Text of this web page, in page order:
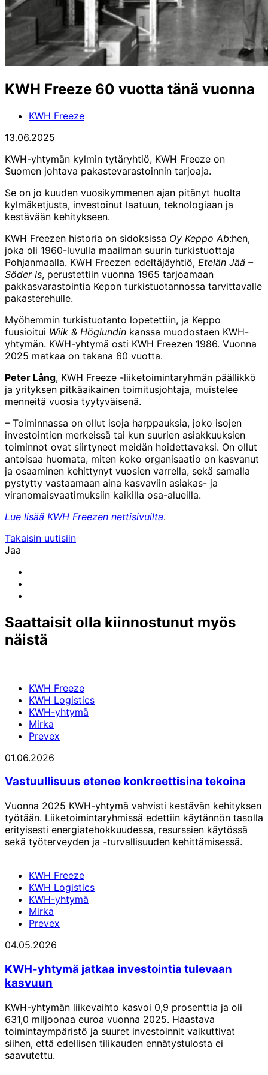
KWH Freeze 60 vuotta tänä vuonna
KWH Freeze
13.06.2025
KWH-yhtymän kylmin tytäryhtiö, KWH Freeze on
Suomen johtava pakastevarastoinnin tarjoaja.
Se on jo kuuden vuosikymmenen ajan pitänyt huolta
kylmäketjusta, investoinut laatuun, teknologiaan ja
kestävään kehitykseen.
KWH Freezen historia on sidoksissa Oy Keppo Ab:hen,
joka oli 1960-luvulla maailman suurin turkistuottaja
Pohjanmaalla. KWH Freezen edeltäjäyhtiö, Etelän Jää –
Söder Is, perustettiin vuonna 1965 tarjoamaan
pakkasvarastointia Kepon turkistuotannossa tarvittavalle
pakasterehulle.
Myöhemmin turkistuotanto lopetettiin, ja Keppo
fuusioitui Wiik & Höglundin kanssa muodostaen KWH-
yhtymän. KWH-yhtymä osti KWH Freezen 1986. Vuonna
2025 matkaa on takana 60 vuotta.
Peter Lång, KWH Freeze -liiketoimintaryhmän päällikkö
ja yrityksen pitkäaikainen toimitusjohtaja, muistelee
menneitä vuosia tyytyväisenä.
– Toiminnassa on ollut isoja harppauksia, joko isojen
investointien merkeissä tai kun suurien asiakkuuksien
toiminnot ovat siirtyneet meidän hoidettavaksi. On ollut
antoisaa huomata, miten koko organisaatio on kasvanut
ja osaaminen kehittynyt vuosien varrella, sekä samalla
pystytty vastaamaan aina kasvaviin asiakas- ja
viranomaisvaatimuksiin kaikilla osa-alueilla.
Lue lisää KWH Freezen nettisivuilta.
Takaisin uutisiin
Jaa
email
Saattaisit olla kiinnostunut myös
näistä
KWH Freeze
KWH Logistics
KWH-yhtymä
Mirka
Prevex
01.06.2026
Vastuullisuus etenee konkreettisina tekoina
Vuonna 2025 KWH-yhtymä vahvisti kestävän kehityksen
työtään. Liiketoimintaryhmissä edettiin käytännön tasolla
erityisesti energiatehokkuudessa, resurssien käytössä
sekä työterveyden ja -turvallisuuden kehittämisessä.
KWH Freeze
KWH Logistics
KWH-yhtymä
Mirka
Prevex
04.05.2026
KWH-yhtymä jatkaa investointia tulevaan
kasvuun
KWH-yhtymän liikevaihto kasvoi 0,9 prosenttia ja oli
631,0 miljoonaa euroa vuonna 2025. Haastava
toimintaympäristö ja suuret investoinnit vaikuttivat
siihen, että edellisen tilikauden ennätystulosta ei
saavutettu.